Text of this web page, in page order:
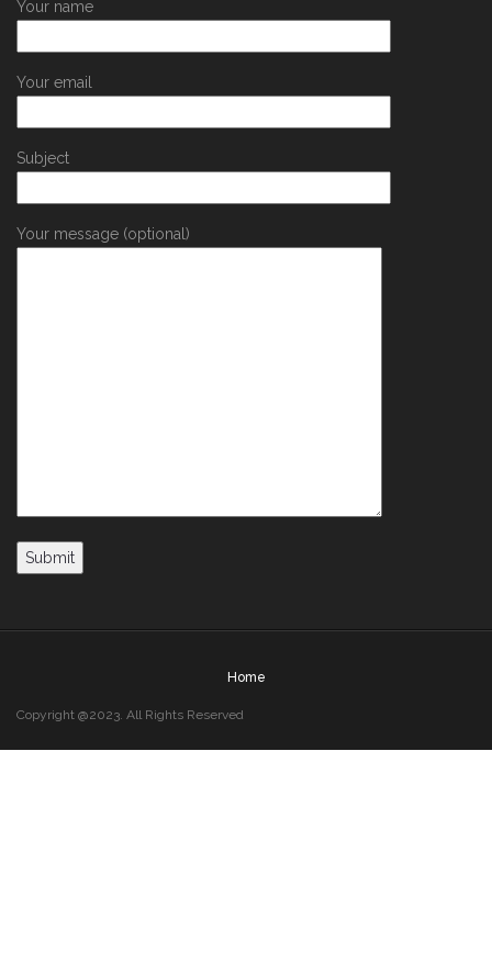
Your name
Your email
Subject
Your message (optional)
Home
Copyright @2023. All Rights Reserved